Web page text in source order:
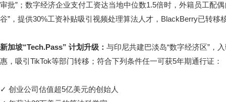
审批”；数字经济企业支付工资达当地中位数1.5倍时，外籍员工配
谷”，提供30%工资补贴吸引视频处理算法人才，BlackBerry已转移
新加坡“Tech.Pass” 计划升级： 与印尼共建巴淡岛“数字经济区”，
惠，吸引TikTok等部门转移；符合下列条件任一可获5年期通行证：
✓ 创业公司估值超5亿美元的创始人